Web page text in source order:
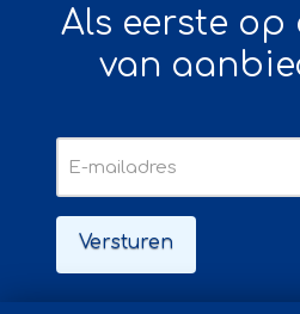
Als eerste op
van